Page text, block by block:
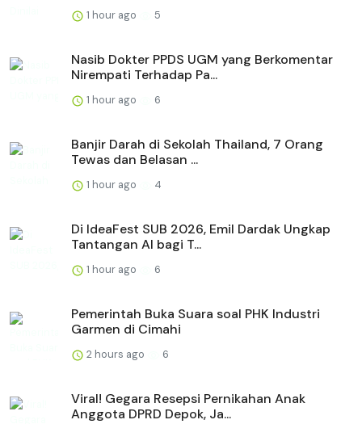
1 hour ago 5
Nasib Dokter PPDS UGM yang Berkomentar
Nirempati Terhadap Pa...
1 hour ago 6
Banjir Darah di Sekolah Thailand, 7 Orang
Tewas dan Belasan ...
1 hour ago 4
Di IdeaFest SUB 2026, Emil Dardak Ungkap
Tantangan AI bagi T...
1 hour ago 6
Pemerintah Buka Suara soal PHK Industri
Garmen di Cimahi
2 hours ago 6
Viral! Gegara Resepsi Pernikahan Anak
Anggota DPRD Depok, Ja...